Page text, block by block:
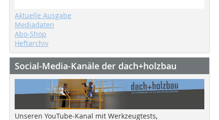
Aktuelle Ausgabe
Mediadaten
Abo-Shop
Heftarchiv
Social-Media-Kanäle der dach+holzbau
Unseren YouTube-Kanal mit Werkzeugtests,